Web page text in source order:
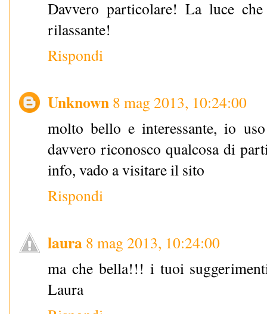
Davvero particolare! La luce che
rilassante!
Rispondi
Unknown 8 mag 2013, 10:24:00
molto bello e interessante, io
davvero riconosco qualcosa di
info, vado a visitare il sito
Rispondi
laura 8 mag 2013, 10:24:00
ma che bella!!! i tuoi
Laura